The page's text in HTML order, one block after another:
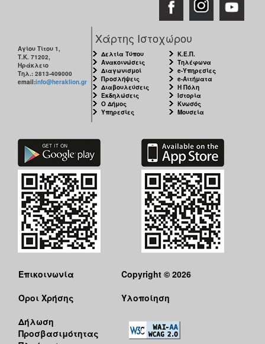
Αγίου Τίτου 1,
Τ.Κ. 71202,
Ηράκλειο
Τηλ.: 2813-409000
email:info@heraklion.gr
Χάρτης Ιστοχώρου
Δελτία Τύπου
Ανακοινώσεις
Διαγωνισμοί
Προσλήψεις
Διαβουλεύσεις
Εκδηλώσεις
Ο Δήμος
Υπηρεσίες
Κ.Ε.Π.
Τηλέφωνα
e-Υπηρεσίες
e-Αιτήματα
Η Πόλη
Ιστορία
Κνωσός
Μουσεία
Επικοινωνία
Όροι Χρήσης
Δήλωση
Προσβασιμότητας
Copyright © 2026
Υλοποίηση